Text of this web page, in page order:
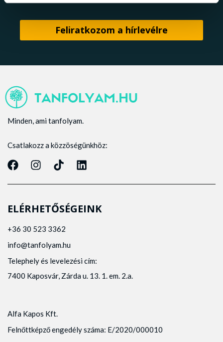
Minden, ami tanfolyam.
Csatlakozz a közzöségünkhöz:
ELÉRHETŐSÉGEINK
+36 30 523 3362
info@tanfolyam.hu
Telephely és levelezési cím:
7400 Kaposvár, Zárda u. 13. 1. em. 2.a.
Alfa Kapos Kft.
Felnőttképző engedély száma: E/2020/000010